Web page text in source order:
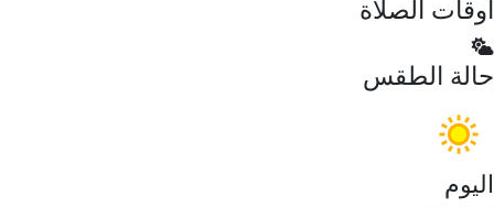
أوقات الصلاة
حالة الطقس
اليوم